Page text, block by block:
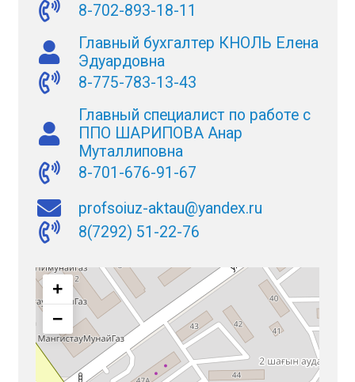
8-702-893-18-11
Главный бухгалтер КНОЛЬ Елена
Эдуардовна
8-775-783-13-43
Главный специалист по работе с
ППО ШАРИПОВА Анар
Муталлиповна
8-701-676-91-67
profsoiuz-aktau@yandex.ru
8(7292) 51-22-76
+
−